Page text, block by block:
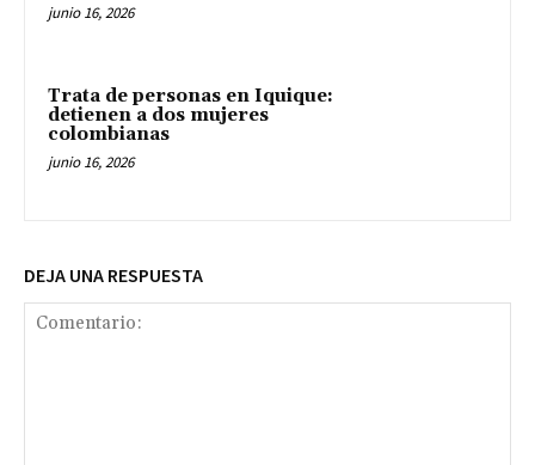
junio 16, 2026
Trata de personas en Iquique:
detienen a dos mujeres
colombianas
junio 16, 2026
DEJA UNA RESPUESTA